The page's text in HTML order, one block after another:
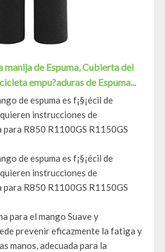
manija de Espuma, Cubierta del
empu?aduras de Espuma...
de espuma es f¡§¡écil de
instrucciones de
para R850 R1100GS R1150GS
de espuma es f¡§¡écil de
instrucciones de
para R850 R1100GS R1150GS
para el mango Suave y
prevenir eficazmente la fatiga y
manos, adecuada para la